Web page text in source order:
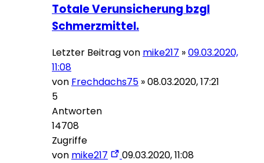
Totale Verunsicherung bzgl
Schmerzmittel.
Letzter Beitrag von mike217 »09.03.2020,
11:08
von Frechdachs75 »08.03.2020, 17:21
5
Antworten
14708
Zugriffe
von mike217 09.03.2020, 11:08